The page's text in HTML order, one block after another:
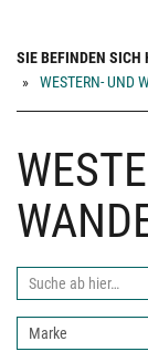
SIE BEFINDEN SICH
WESTERN- UND
Suche
hier:
Nach